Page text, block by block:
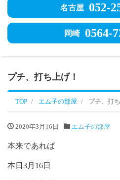
名古屋 052-
岡崎 0564-
プチ、打ち上げ！
TOP エム子の部屋 プチ、打
2020年3月16日 エム子の部屋
本来であれば
本日3月16日